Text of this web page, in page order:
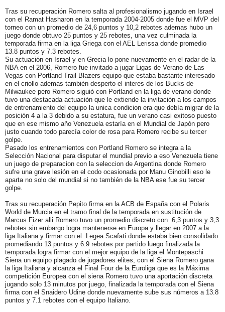
Tras su recuperación Romero salta al profesionalismo jugando en Israel
con el Ramat Hasharon en la temporada 2004-2005 donde fue el MVP del
torneo con un promedio de 24,6 puntos y 10,2 rebotes ademas hubo un
juego donde obtuvo 25 puntos y 25 rebotes, una vez culminada la
temporada firma en la liga Griega con el AEL Lerissa donde promedio
13.8 puntos y 7.3 rebotes.
Su actuación en Israel y en Grecia lo pone nuevamente en el radar de la
NBA en el 2006, Romero fue invitado a jugar Ligas de Verano de Las
Vegas con Portland Trail Blazers equipo que estaba bastante interesado
en el criollo ademas también desperto el interes de los Bucks de
Milwaukee pero Romero siguió con Portland en la liga de verano donde
tuvo una destacada actuación que le extiende la invitación a los campos
de entrenamiento del equipo la unica condicion era que debía migrar de la
posición 4 a la 3 debido a su estatura, fue un verano casi exitoso puesto
que en ese mismo año Venezuela estaría en el Mundial de Japón pero
justo cuando todo parecía color de rosa para Romero recibe su tercer
golpe.
Pasado los entrenamientos con Portland Romero se integra a la
Selección Nacional para disputar el mundial previo a eso Venezuela tiene
un juego de preparacion con la seleccion de Argentina donde Romero
sufre una grave lesión en el codo ocasionada por Manu Ginobilli eso le
aparta no solo del mundial si no también de la NBA ese fue su tercer
golpe.
Tras su recuperación Pepito firma en la ACB de España con el Polaris
World de Murcia en el tramo final de la temporada en sustitución de
Marcus Fizer alli Romero tuvo un promedio discreto con 6,3 puntos y 3,3
rebotes sin embargo logra mantenerse en Europa y llegar en 2007 a la
liga Italiana y firmar con el Legea Scafati donde estaba bien consolidado
promediando 13 puntos y 6.9 rebotes por partido luego finalizada la
temporada logra firmar con el mejor equipo de la liga el Montepaschi
Siena un equipo plagado de jugadores elites, con el Siena Romero gana
la liga Italiana y alcanza el Final Four de la Euroliga que es la Máxima
competición Europea con el siena Romero tuvo una aportación discreta
jugando solo 13 minutos por juego, finalizada la temporada con el Siena
firma con el Snaidero Udine donde nuevamente sube sus números a 13.8
puntos y 7.1 rebotes con el equipo Italiano.